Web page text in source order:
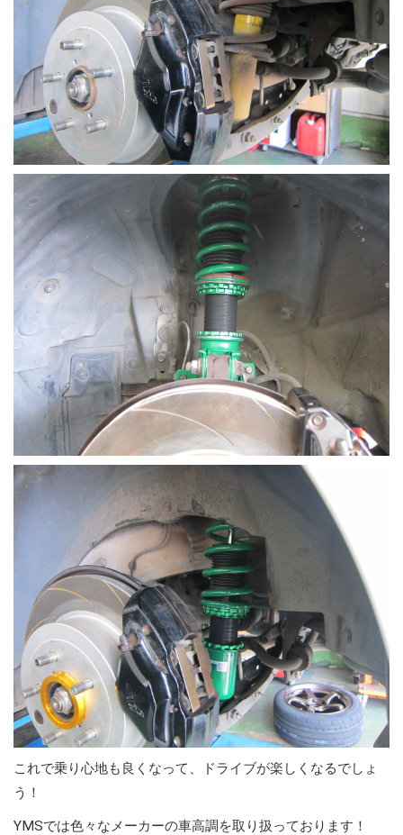
これで乗り心地も良くなって、ドライブが楽しくなるでしょ
う！
YMSでは色々なメーカーの車高調を取り扱っております！